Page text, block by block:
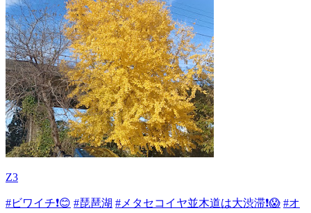
Z3
#ビワイチ❗😊 #琵琶湖 #メタセコイヤ並木道は大渋滞❗️😱 #オ